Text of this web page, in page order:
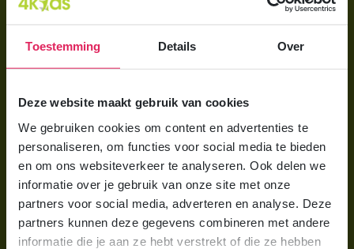
Toestemming Details Over
Deze website maakt gebruik van cookies
We gebruiken cookies om content en advertenties te
personaliseren, om functies voor social media te bieden
en om ons websiteverkeer te analyseren. Ook delen we
informatie over je gebruik van onze site met onze
partners voor social media, adverteren en analyse. Deze
partners kunnen deze gegevens combineren met andere
informatie die je aan ze hebt verstrekt of die ze hebben
Gastouder worden
Wat verdient een gastouder?
Opleiding tot gastouder
Gastouder zoeken
Gastouder Almere
Gastouder Amersfoort